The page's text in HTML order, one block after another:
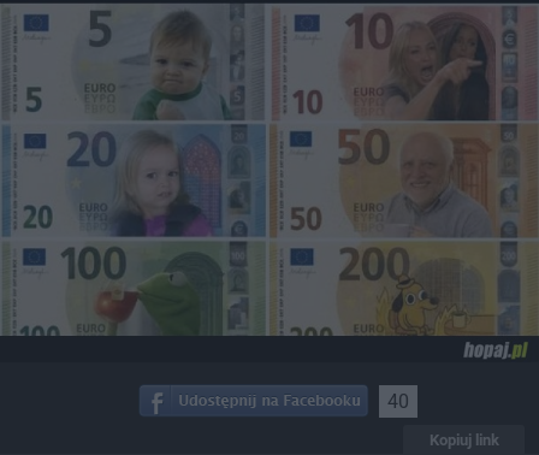
40
Kopiuj link